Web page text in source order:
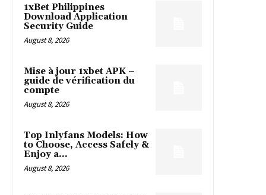
1xBet Philippines
Download Application
Security Guide
August 8, 2026
Mise à jour 1xbet APK –
guide de vérification du
compte
August 8, 2026
Top Inlyfans Models: How
to Choose, Access Safely &
Enjoy a...
August 8, 2026